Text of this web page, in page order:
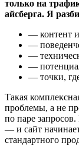
только на
айсберга. Я
— контент
—
—
—
— точки,
Такая
проблемы, а не
по паре
— и сайт
стандартного